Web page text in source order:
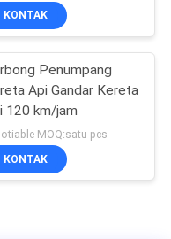
KONTAK
Penumpang
Api Gandar Kereta
120 km/jam
MOQ:satu pcs
KONTAK